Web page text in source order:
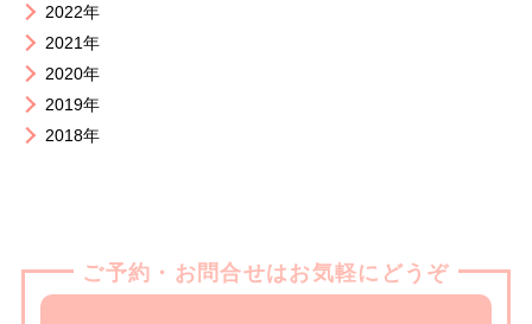
2022年
2021年
2020年
2019年
2018年
ご予約・お問合せはお気軽にどうぞ